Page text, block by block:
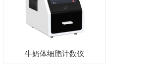
牛奶体细胞计数仪